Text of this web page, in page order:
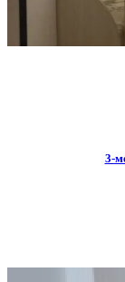
3-